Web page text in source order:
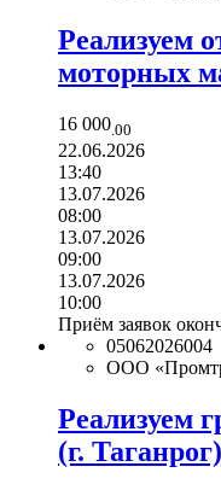
Реализуем
моторных
16 000 .00
22.06.2026
13:40
13.07.2026
08:00
13.07.2026
09:00
13.07.2026
10:00
Приём заявок
05062026004
ООО
Реализуем
(г. Таганрог)